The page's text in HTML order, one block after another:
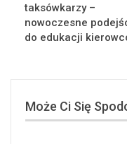
taksówkarzy –
nowoczesne
do edukacji
Może Ci Się